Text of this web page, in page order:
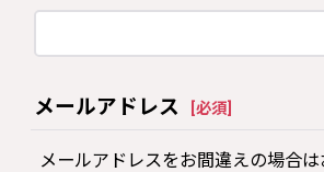
メールアドレス 必須
メールアドレスをお間違えの場合